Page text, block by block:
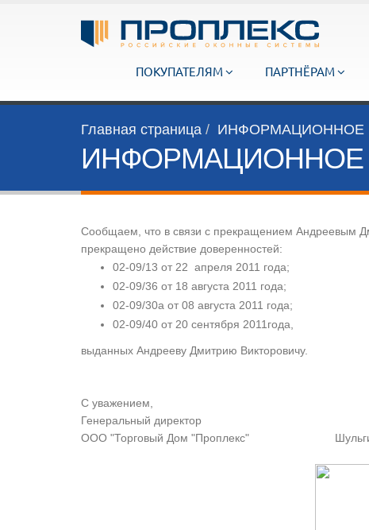
ПОКУПАТЕЛЯМ ПАРТНЁРАМ
Главная страница ИНФОРМАЦИОННОЕ
ИНФОРМАЦИОННОЕ
Сообщаем, что в связи с прекращением Андреевым
прекращено действие доверенностей:
02-09/13 от 22 апреля 2011 года;
02-09/36 от 18 августа 2011 года;
02-09/30а от 08 августа 2011 года;
02-09/40 от 20 сентября 2011года,
выданных Андрееву Дмитрию Викторовичу.
С уважением,
Генеральный директор
ООО "Торговый Дом "Проплекс"